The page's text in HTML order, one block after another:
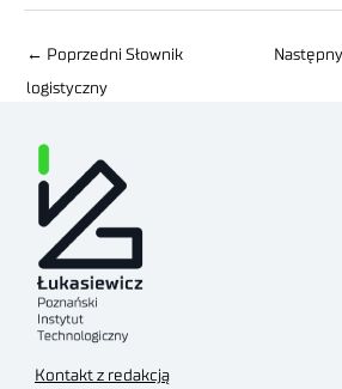
← Poprzedni Słownik
logistyczny
Kontakt z redakcją